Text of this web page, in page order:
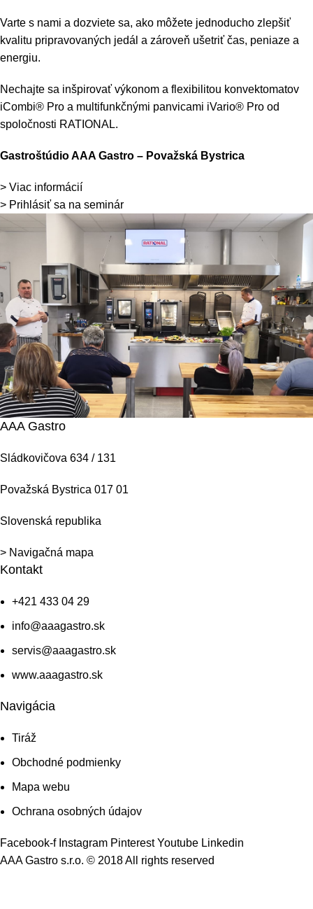
Varte s nami a dozviete sa, ako môžete jednoducho zlepšiť
kvalitu pripravovaných jedál a zároveň ušetriť čas, peniaze a
energiu.
Nechajte sa inšpirovať výkonom a flexibilitou konvektomatov
iCombi® Pro a multifunkčnými panvicami iVario® Pro od
spoločnosti RATIONAL.
Gastroštúdio AAA Gastro – Považská Bystrica
> Viac informácií
> Prihlásiť sa na seminár
AAA Gastro
Sládkovičova 634 / 131
Považská Bystrica 017 01
Slovenská republika
> Navigačná mapa
Kontakt
+421 433 04 29
info@aaagastro.sk
servis@aaagastro.sk
www.aaagastro.sk
Navigácia
Tiráž
Obchodné podmienky
Mapa webu
Ochrana osobných údajov
Facebook-f Instagram Pinterest Youtube Linkedin
AAA Gastro s.r.o. © 2018 All rights reserved​